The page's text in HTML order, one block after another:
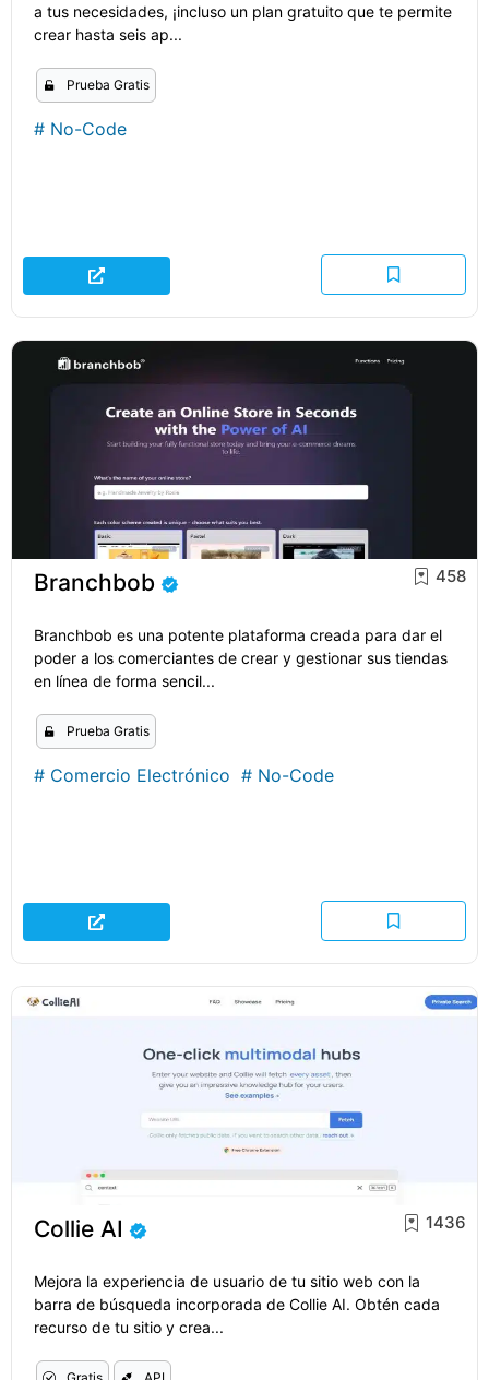
a tus necesidades, ¡incluso un plan gratuito que te permite
crear hasta seis ap...
Prueba Gratis
# No-Code
Branchbob 458
Branchbob es una potente plataforma creada para dar el
poder a los comerciantes de crear y gestionar sus tiendas
en línea de forma sencil...
Prueba Gratis
# Comercio Electrónico # No-Code
Collie AI 1436
Mejora la experiencia de usuario de tu sitio web con la
barra de búsqueda incorporada de Collie AI. Obtén cada
recurso de tu sitio y crea...